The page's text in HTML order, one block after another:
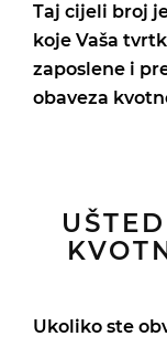
Taj cijeli broj
koje Vaša
zaposlene i
obaveza
Ukoliko ste